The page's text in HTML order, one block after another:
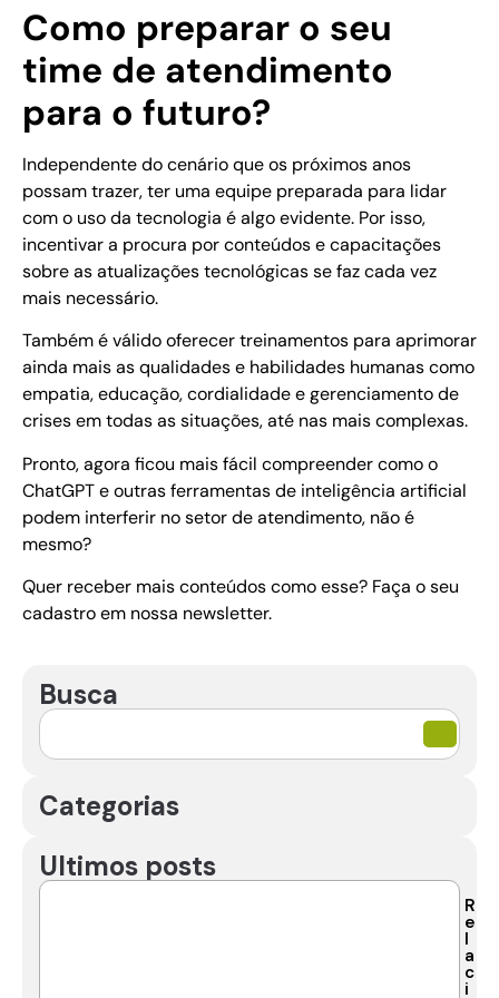
Como preparar o seu
time de atendimento
para o futuro?
Independente do cenário que os próximos anos
possam trazer, ter uma equipe preparada para lidar
com o uso da tecnologia é algo evidente. Por isso,
incentivar a procura por conteúdos e capacitações
sobre as atualizações tecnológicas se faz cada vez
mais necessário.
Também é válido oferecer treinamentos para aprimorar
ainda mais as qualidades e habilidades humanas como
empatia, educação, cordialidade e gerenciamento de
crises em todas as situações, até nas mais complexas.
Pronto, agora ficou mais fácil compreender como o
ChatGPT e outras ferramentas de inteligência artificial
podem interferir no setor de atendimento, não é
mesmo?
Quer receber mais conteúdos como esse? Faça o seu
cadastro em nossa newsletter.
Busca
Categorias
Ultimos posts
R
e
l
a
c
i